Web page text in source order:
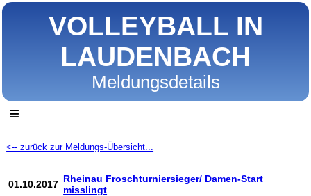
VOLLEYBALL IN
LAUDENBACH
Meldungsdetails
≡
<-- zurück zur Meldungs-Übersicht...
01.10.2017 Rheinau Froschturniersieger/ Damen-Start
misslingt